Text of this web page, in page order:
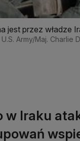
jest przez władze
U.S. Army/Maj. Charlie
w Iraku